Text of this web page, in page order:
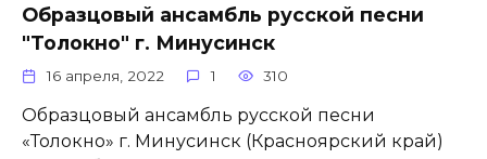
Образцовый ансамбль русской песни
"Толокно" г. Минусинск
16 апреля, 2022 1 310
Образцовый ансамбль русской песни
«Толокно» г. Минусинск (Красноярский край)